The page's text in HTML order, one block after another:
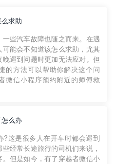
求助
些汽车故障也随之而来。在遇
能会不知道该怎么求助，尤其
遇到问题时更加无法应对。但
的方法可以帮助你解决这个问
微信小程序预约附近的师傅救
么办
?这是很多人在开车时都会遇到
经常长途旅行的司机们来说，
但是如今，有了穿越者微信小